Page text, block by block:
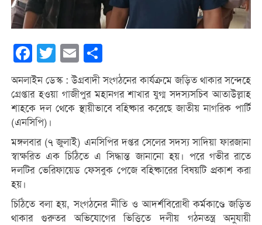
Facebook
Twitter Email
অনলাইন ডেস্ক : উগ্রবাদী সংগঠনের কার্যক্রমে জড়িত থাকার সন্দেহে
গ্রেপ্তার হওয়া গাজীপুর মহানগর শাখার যুগ্ম সদস্যসচিব আতাউল্লাহ
শাহকে দল থেকে স্থায়ীভাবে বহিষ্কার করেছে জাতীয় নাগরিক পার্টি
(এনসিপি)।
মঙ্গলবার (৭ জুলাই) এনসিপির দপ্তর সেলের সদস্য সাদিয়া ফারজানা
স্বাক্ষরিত এক চিঠিতে এ সিদ্ধান্ত জানানো হয়। পরে গভীর রাতে
দলটির ভেরিফায়েড ফেসবুক পেজে বহিষ্কারের বিষয়টি প্রকাশ করা
হয়।
চিঠিতে বলা হয়, সংগঠনের নীতি ও আদর্শবিরোধী কর্মকাণ্ডে জড়িত
থাকার গুরুতর অভিযোগের ভিত্তিতে দলীয় গঠনতন্ত্র অনুযায়ী